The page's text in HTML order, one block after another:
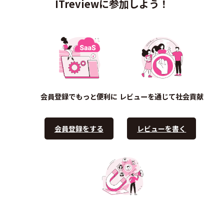
ITreviewに参加しよう！
会員登録でもっと便利に
会員登録をする
レビューを通じて社会貢献
レビューを書く